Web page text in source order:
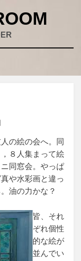
の絵の会へ。同
８人集まって絵
同窓会。やっぱ
や水彩画と違っ
油の力かな？
皆、それ
ぞれ個性
的な絵が
並んでい